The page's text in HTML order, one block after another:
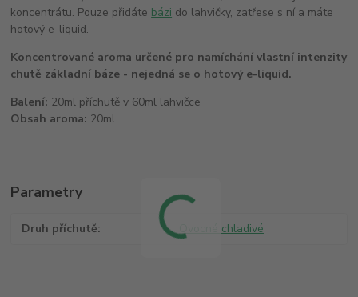
koncentrátu. Pouze přidáte bázi do lahvičky, zatřese s ní a máte
hotový e-liquid.
Koncentrované aroma určené pro namíchání vlastní intenzity
chutě základní báze - nejedná se o hotový e-liquid.
Balení: 20ml příchutě v 60ml lahvičce
Obsah aroma: 20ml
Parametry
Druh příchutě Ovocné chladivé